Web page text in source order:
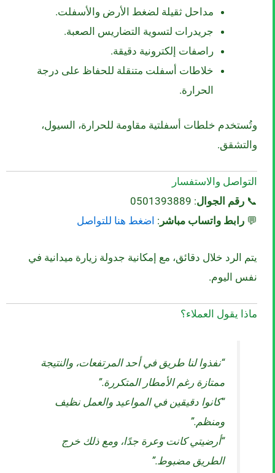
مداحل ثقيلة لضغط الأرض والأسفلت.
جريدرات لتسوية التضاريس الصعبة.
راصفات إلكترونية دقيقة.
خلاطات أسفلت متنقلة للحفاظ على درجة
الحرارة.
وتُستخدم خلطات أسفلتية مقاومة للحرارة، السيول،
والتشقق.
التواصل والاستفسار
📞 رقم الجوال: 0501393889
💬 رابط واتساب مباشر : اضغط هنا للتواصل
يتم الرد خلال دقائق، مع إمكانية جدولة زيارة ميدانية في
نفس اليوم.
ماذا يقول العملاء؟
“نفذوا لنا طريق في أحد المرتفعات، والنتيجة
ممتازة رغم الأمطار المتكررة.”
“كانوا دقيقين في المواعيد والعمل نظيف
ومنظم.”
“أرضيتي كانت وعرة جدًا، ومع ذلك خرج
الطريق مضبوط.”